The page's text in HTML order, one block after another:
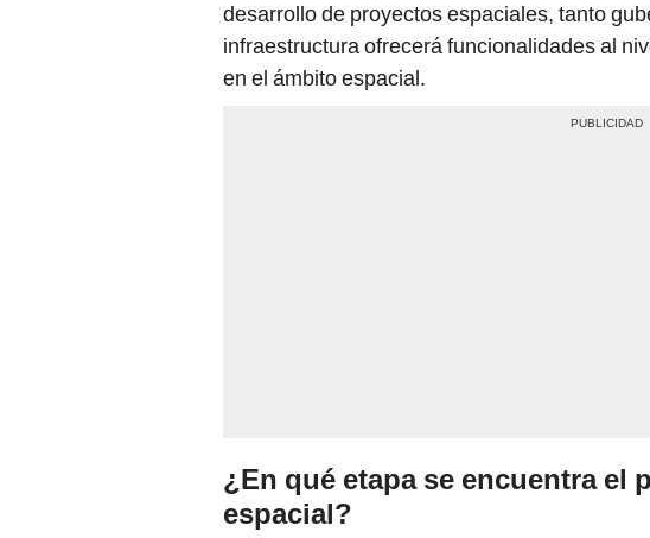
desarrollo de proyectos espaciales, tanto
infraestructura ofrecerá funcionalidades al
en el ámbito espacial.
¿En qué etapa se encuentra el
espacial?